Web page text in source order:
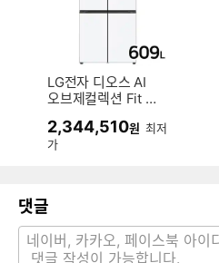
LG전자 디오스 AI
오브제컬렉션 Fit &
M1 (전국무료)
2,344,510원 최저
가
댓글